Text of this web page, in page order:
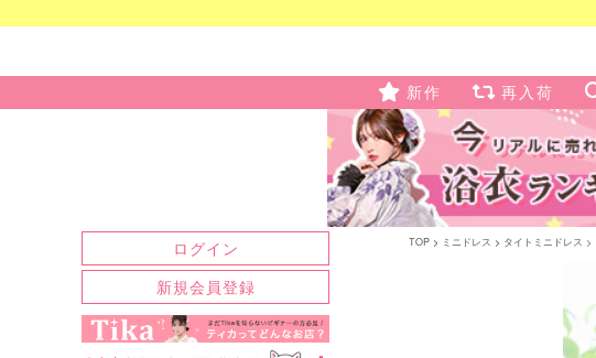
新作 再入荷
ログイン
新規会員登録
TOP ミニドレス タイトミニドレス